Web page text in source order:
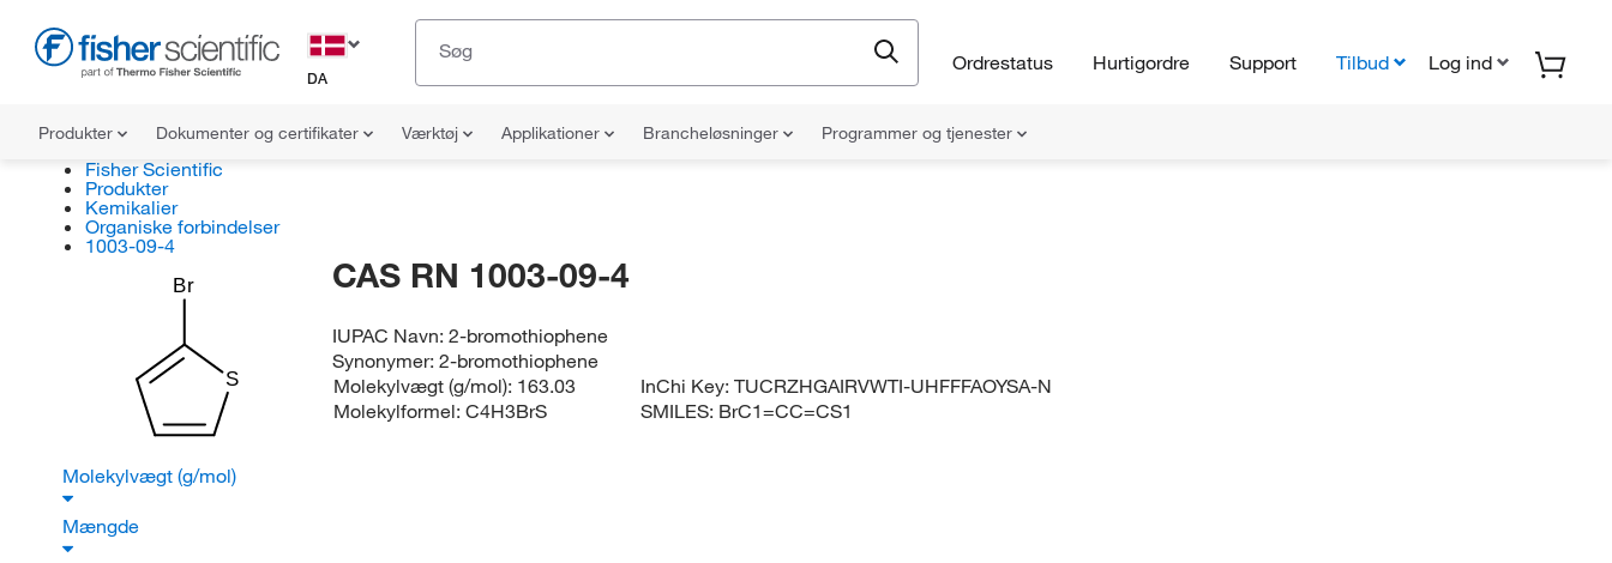
DA
Ordrestatus Hurtigordre Support Tilbud Log ind
Produkter Dokumenter og certifikater Værktøj Applikationer Brancheløsninger Programmer og tjenester
Fisher Scientific
Produkter
Kemikalier
Organiske forbindelser
1003-09-4
Br
S
CAS RN 1003-09-4
IUPAC Navn:2-bromothiophene
Synonymer:2-bromothiophene
Molekylvægt (g/mol): 163.03
Molekylformel: C4H3BrS
InChi Key:TUCRZHGAIRVWTI-UHFFFAOYSA-N
SMILES: BrC1=CC=CS1
Molekylvægt (g/mol)
Mængde